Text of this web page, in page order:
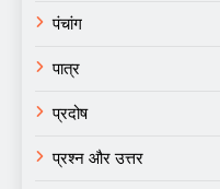
पंचांग
पात्र
प्रदोष
प्रश्न और उत्तर